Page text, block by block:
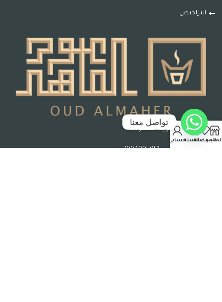
التراخيص
جدة – المملكة العربية السعودية
رقم السجل التجاري : 7004995051
المفضلةالسلةحسابي
تواصل معنا